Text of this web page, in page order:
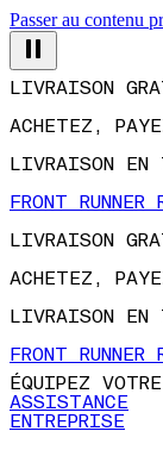
Passer au contenu
ACHETEZ,
LIVRAISON EN
FRONT
LIVRAISON
ACHETEZ,
LIVRAISON EN
FRONT
ÉQUIPEZ
ASSISTANCE
ENTREPRISE